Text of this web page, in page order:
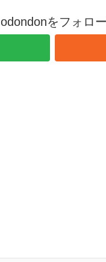
をフォロ